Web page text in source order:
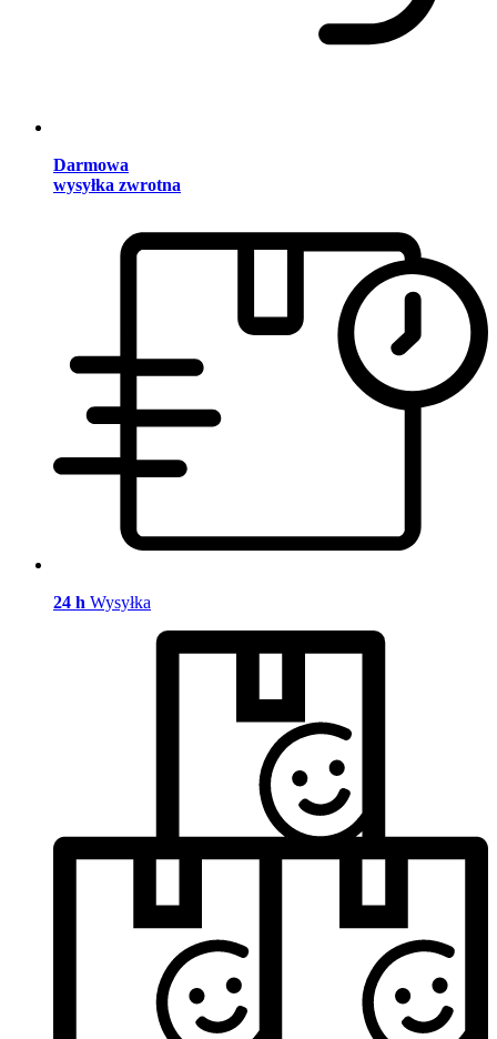
Darmowa
wysyłka zwrotna
24 h Wysyłka